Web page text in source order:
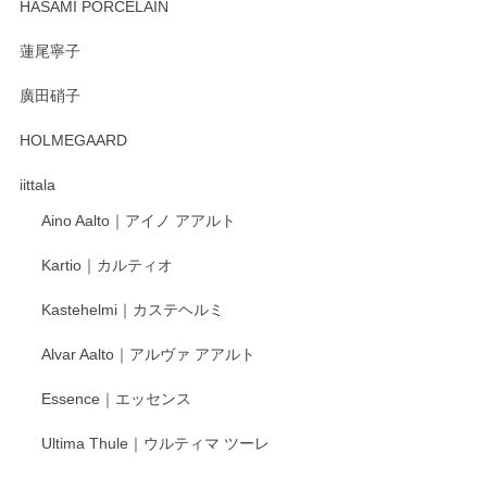
HASAMI PORCELAIN
蓮尾寧子
廣田硝子
HOLMEGAARD
iittala
Aino Aalto｜アイノ アアルト
Kartio｜カルティオ
Kastehelmi｜カステヘルミ
Alvar Aalto｜アルヴァ アアルト
Essence｜エッセンス
Ultima Thule｜ウルティマ ツーレ